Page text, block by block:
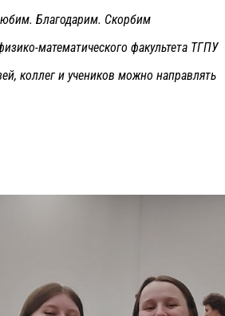
Благодарим. Скорбим
математического факультета ТГПУ
коллег и учеников можно направлять